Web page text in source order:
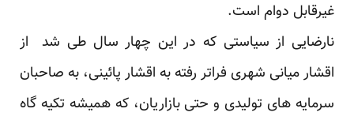
غیرقابل دوام است.
نارضایی از سیاستی که در این چهار سال طی شد از
اقشار میانی شهری فراتر رفته به اقشار پائینی، به صاحبان
سرمایه های تولیدی و حتی بازاریان، که همیشه تکیه گاه